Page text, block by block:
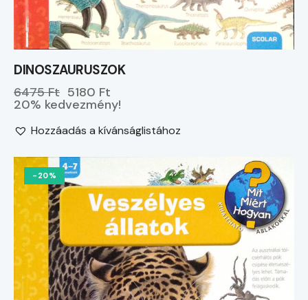
DINOSZAURUSZOK
6475 Ft 5180 Ft
20% kedvezmény!
Hozzáadás a kívánságlistához
-20%